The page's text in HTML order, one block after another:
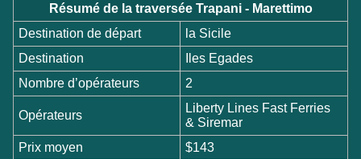
Résumé de la traversée Trapani - Marettimo
Destination de départ
la Sicile
Destination
Iles Egades
Nombre d’opérateurs
2
Opérateurs
Liberty Lines Fast Ferries
& Siremar
Prix moyen
$143